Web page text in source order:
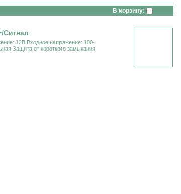
В корзину:
Сигнал
12В Входное напряжение: 100-
Защита от короткого замыкания